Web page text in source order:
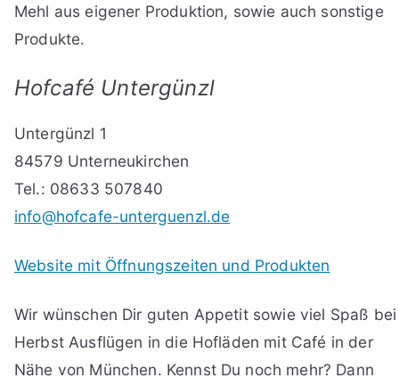
Mehl aus eigener Produktion, sowie auch sonstige
Produkte.
Hofcafé Untergünzl
Untergünzl 1
84579 Unterneukirchen
Tel.: 08633 507840
info@hofcafe-unterguenzl.de
Website mit Öffnungszeiten und Produkten
Wir wünschen Dir guten Appetit sowie viel Spaß bei
Herbst Ausflügen in die Hofläden mit Café in der
Nähe von München. Kennst Du noch mehr? Dann